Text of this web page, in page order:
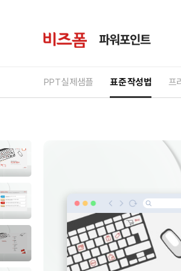
파워포인트
PPT실제샘플 표준 작성법 프